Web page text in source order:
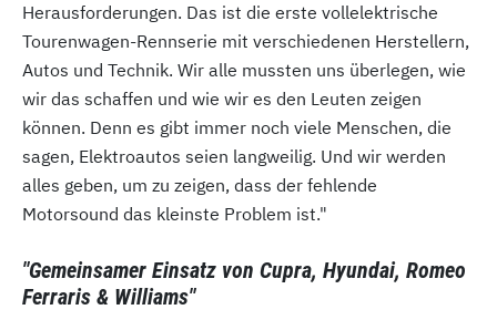
Herausforderungen. Das ist die erste vollelektrische
Tourenwagen-Rennserie mit verschiedenen Herstellern,
Autos und Technik. Wir alle mussten uns überlegen, wie
wir das schaffen und wie wir es den Leuten zeigen
können. Denn es gibt immer noch viele Menschen, die
sagen, Elektroautos seien langweilig. Und wir werden
alles geben, um zu zeigen, dass der fehlende
Motorsound das kleinste Problem ist."
"Gemeinsamer Einsatz von Cupra, Hyundai, Romeo
Ferraris & Williams"